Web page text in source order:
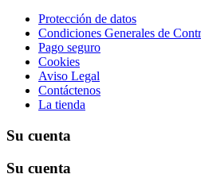
Protección de datos
Condiciones Generales de
Pago seguro
Cookies
Aviso Legal
Contáctenos
La tienda
Su cuenta
Su cuenta